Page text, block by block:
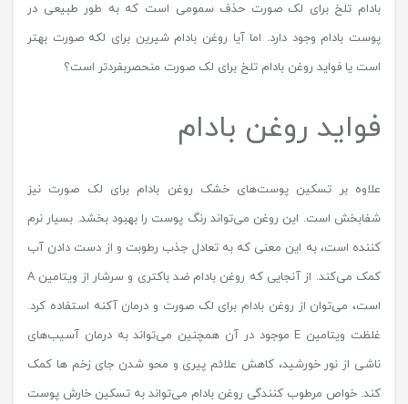
بادام تلخ برای لک صورت حذف سمومی است که به طور طبیعی در
پوست بادام وجود دارد. اما آیا روغن بادام شیرین برای لکه صورت بهتر
است یا فواید روغن بادام تلخ برای لک صورت منحصربفردتر است؟
فواید روغن بادام
علاوه بر تسکین پوست‌های خشک روغن بادام برای لک صورت نیز
شفابخش است. این روغن می‌تواند رنگ پوست را بهبود بخشد. بسیار نرم
کننده است، به این معنی که به تعادل جذب رطوبت و از دست دادن آب
کمک می‌کند. از آنجایی که روغن بادام ضد باکتری و سرشار از ویتامین A
است، می‌توان از روغن بادام برای لک صورت و درمان آکنه استفاده کرد.
غلظت ویتامین E موجود در آن همچنین می‌تواند به درمان آسیب‌های
ناشی از نور خورشید، کاهش علائم پیری و محو شدن جای زخم ها کمک
کند. خواص مرطوب کنندگی روغن بادام می‌تواند به تسکین خارش پوست